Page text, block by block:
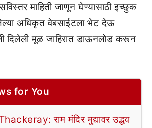
सविस्तर माहिती जाणून घेण्यासाठी इच्छुक
अधिकृत वेबसाईटला भेट देऊ
दिलेली मूळ जाहिरात डाऊनलोड करून
for You
राम मंदिर मुद्यावर उद्धव